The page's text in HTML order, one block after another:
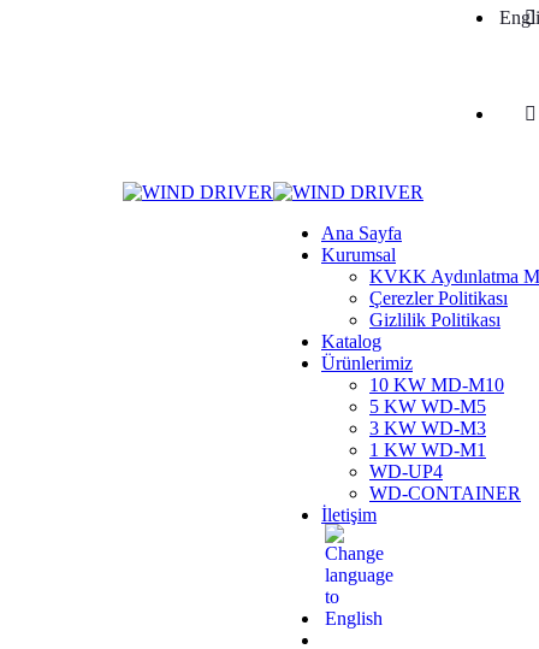
Ana Sayfa
Kurumsal
KVKK Aydınlatma
Çerezler Politikası
Gizlilik Politikası
Katalog
Ürünlerimiz
10 KW MD-M10
5 KW WD-M5
3 KW WD-M3
1 KW WD-M1
WD-UP4
WD-CONTAINER
İletişim